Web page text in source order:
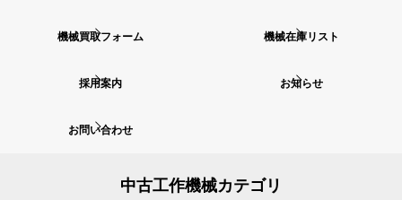
機械買取フォーム 機械在庫リスト
採用案内 お知らせ
お問い合わせ
中古工作機械カテゴリ